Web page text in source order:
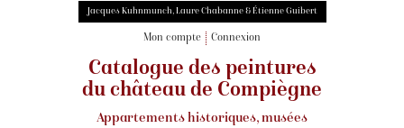
Jacques Kuhnmunch, Laure Chabanne & Étienne Guibert
Mon compte Connexion
Catalogue des peintures
du château de Compiègne
Appartements historiques, musées